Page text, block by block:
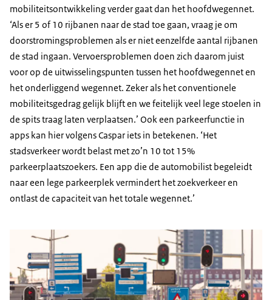
mobiliteitsontwikkeling verder gaat dan het hoofdwegennet.
‘Als er 5 of 10 rijbanen naar de stad toe gaan, vraag je om
doorstromingsproblemen als er niet eenzelfde aantal rijbanen
de stad ingaan. Vervoersproblemen doen zich daarom juist
voor op de uitwisselingspunten tussen het hoofdwegennet en
het onderliggend wegennet. Zeker als het conventionele
mobiliteitsgedrag gelijk blijft en we feitelijk veel lege stoelen in
de spits traag laten verplaatsen.’ Ook een parkeerfunctie in
apps kan hier volgens Caspar iets in betekenen. ‘Het
stadsverkeer wordt belast met zo’n 10 tot 15%
parkeerplaatszoekers. Een app die de automobilist begeleidt
naar een lege parkeerplek vermindert het zoekverkeer en
ontlast de capaciteit van het totale wegennet.’